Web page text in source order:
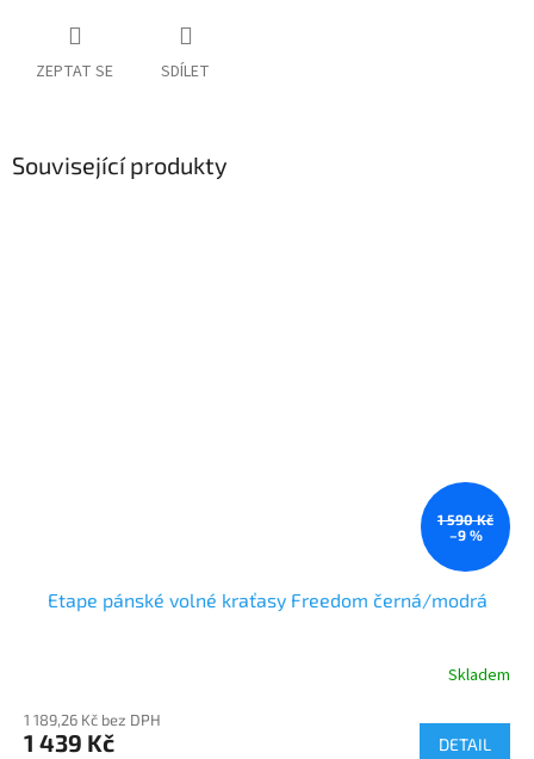
ZEPTAT SE SDÍLET
Související produkty
1 590 Kč
–9 %
Etape pánské volné kraťasy Freedom černá/modrá
Skladem
1 189,26 Kč bez DPH
1 439 Kč DETAIL